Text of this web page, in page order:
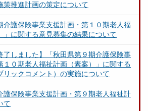
策推進計画の策定について
介護保険事業支援計画・第１０期老人福
」に関する意見募集の結果について
了しました】「秋田県第９期介護保険事
１０期老人福祉計画（素案）」に関する
リックコメント）の実施について
護保険事業支援計画・第９期老人福祉計
て